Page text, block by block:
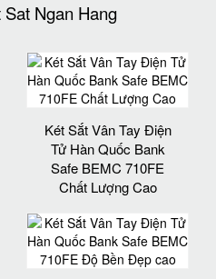
Sat Ngan Hang
Két Sắt Vân Tay Điện
Tử Hàn Quốc Bank
Safe BEMC 710FE
Chất Lượng Cao